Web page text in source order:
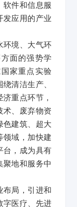
软件和信息服
发应用的产业
境、大气环
面的强势学
家重点实验
清洁生产、
重点环节，
术、废弃物资
色建筑、超大
领域，加快建
台，成为具有
聚地和服务中
局，引进和
字医疗、先进